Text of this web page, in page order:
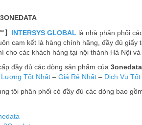
】 INTERSYS GLOBAL là nhà phân phối
cam kết là hàng chính hãng, đầy đủ
cho các khách hàng tại nội thành Hà Nội và
đầy đủ các dòng sản phẩm của 3onedata
Tốt Nhất – Giá Rẻ Nhất – Dịch Vụ
tôi phân phối có đầy đủ các dòng bao